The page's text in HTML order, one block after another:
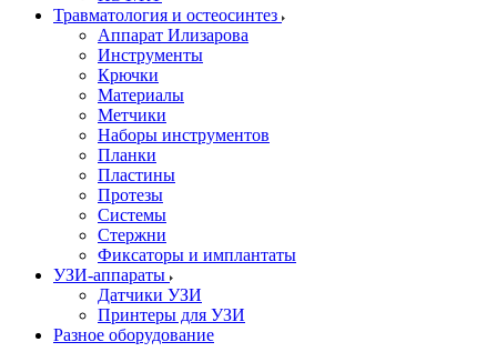
Травматология и остеосинтез
Аппарат Илизарова
Инструменты
Крючки
Материалы
Метчики
Наборы инструментов
Планки
Пластины
Протезы
Системы
Стержни
Фиксаторы и имплантаты
УЗИ-аппараты
Датчики УЗИ
Принтеры для УЗИ
Разное оборудование